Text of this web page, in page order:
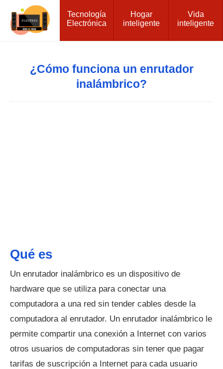
Tecnología
Electrónica
Hogar
inteligente
Vida
inteligente
¿Cómo funciona un enrutador
inalámbrico?
Qué es
Un enrutador inalámbrico es un dispositivo de
hardware que se utiliza para conectar una
computadora a una red sin tender cables desde la
computadora al enrutador. Un enrutador inalámbrico le
permite compartir una conexión a Internet con varios
otros usuarios de computadoras sin tener que pagar
tarifas de suscripción a Internet para cada usuario